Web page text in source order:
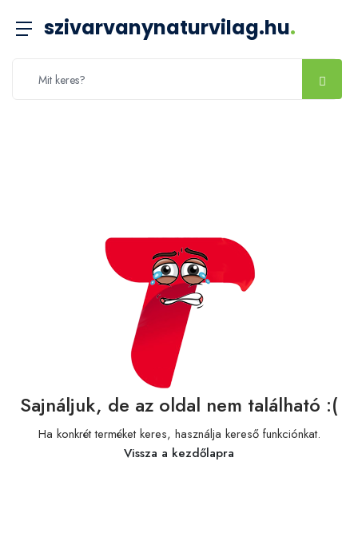
szivarvanynaturvilag.hu.
Sajnáljuk, de az oldal nem található :(
Ha konkrét terméket keres, használja kereső funkciónkat.
Vissza a kezdőlapra